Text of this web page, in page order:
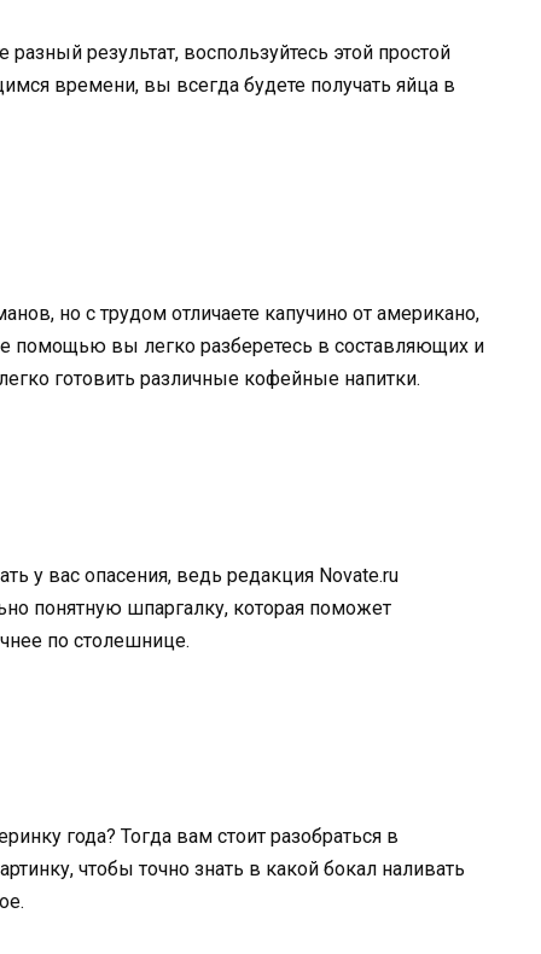
результат, воспользуйтесь этой простой
времени, вы всегда будете получать яйца в
но с трудом отличаете капучино от американо,
помощью вы легко разберетесь в составляющих и
готовить различные кофейные напитки.
у вас опасения, ведь редакция Novate.ru
понятную шпаргалку, которая поможет
по столешнице.
года? Тогда вам стоит разобраться в
чтобы точно знать в какой бокал наливать